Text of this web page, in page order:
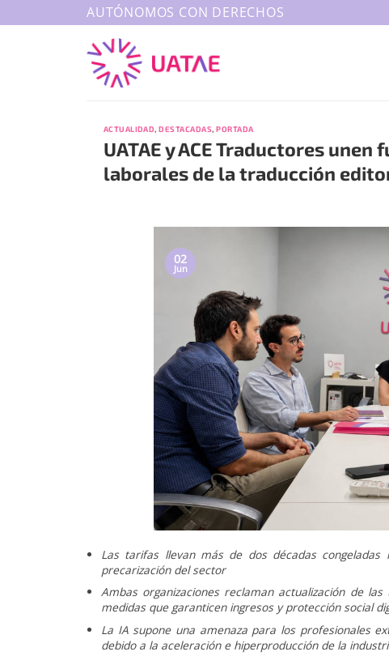
al
AUTÓNOMOS CON DERECHOS
ACTUALIDAD,DESTACADAS,PORTADA
UATAE y ACE Traductores
laborales de la traducción
02
Jun
Las tarifas llevan más de dos décadas
precarización del sector
Ambas organizaciones reclaman actualización de
medidas que garanticen ingresos y protección social
La IA supone una amenaza para los profesionales
debido a la aceleración e hiperproducción de la